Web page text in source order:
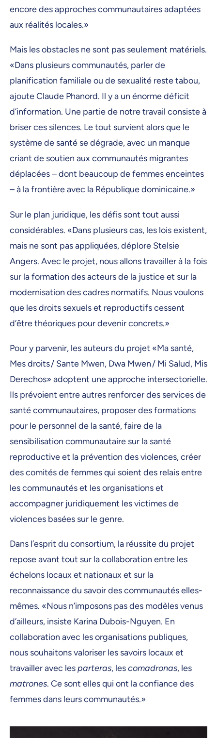
encore des approches communautaires adaptées
aux réalités locales.»
Mais les obstacles ne sont pas seulement matériels.
«Dans plusieurs communautés, parler de
planification familiale ou de sexualité reste tabou,
ajoute Claude Phanord. Il y a un énorme déficit
d’information. Une partie de notre travail consiste à
briser ces silences. Le tout survient alors que le
système de santé se dégrade, avec un manque
criant de soutien aux communautés migrantes
déplacées – dont beaucoup de femmes enceintes
– à la frontière avec la République dominicaine.»
Sur le plan juridique, les défis sont tout aussi
considérables. «Dans plusieurs cas, les lois existent,
mais ne sont pas appliquées, déplore Stelsie
Angers. Avec le projet, nous allons travailler à la fois
sur la formation des acteurs de la justice et sur la
modernisation des cadres normatifs. Nous voulons
que les droits sexuels et reproductifs cessent
d’être théoriques pour devenir concrets.»
Pour y parvenir, les auteurs du projet «Ma santé,
Mes droits / Sante Mwen, Dwa Mwen / Mi Salud, Mis
Derechos» adoptent une approche intersectorielle.
Ils prévoient entre autres renforcer des services de
santé communautaires, proposer des formations
pour le personnel de la santé, faire de la
sensibilisation communautaire sur la santé
reproductive et la prévention des violences, créer
des comités de femmes qui soient des relais entre
les communautés et les organisations et
accompagner juridiquement les victimes de
violences basées sur le genre.
Dans l’esprit du consortium, la réussite du projet
repose avant tout sur la collaboration entre les
échelons locaux et nationaux et sur la
reconnaissance du savoir des communautés elles-
mêmes. «Nous n’imposons pas des modèles venus
d’ailleurs, insiste Karina Dubois-Nguyen. En
collaboration avec les organisations publiques,
nous souhaitons valoriser les savoirs locaux et
travailler avec lesparteras, lescomadronas, les
matrones. Ce sont elles qui ont la confiance des
femmes dans leurs communautés.»